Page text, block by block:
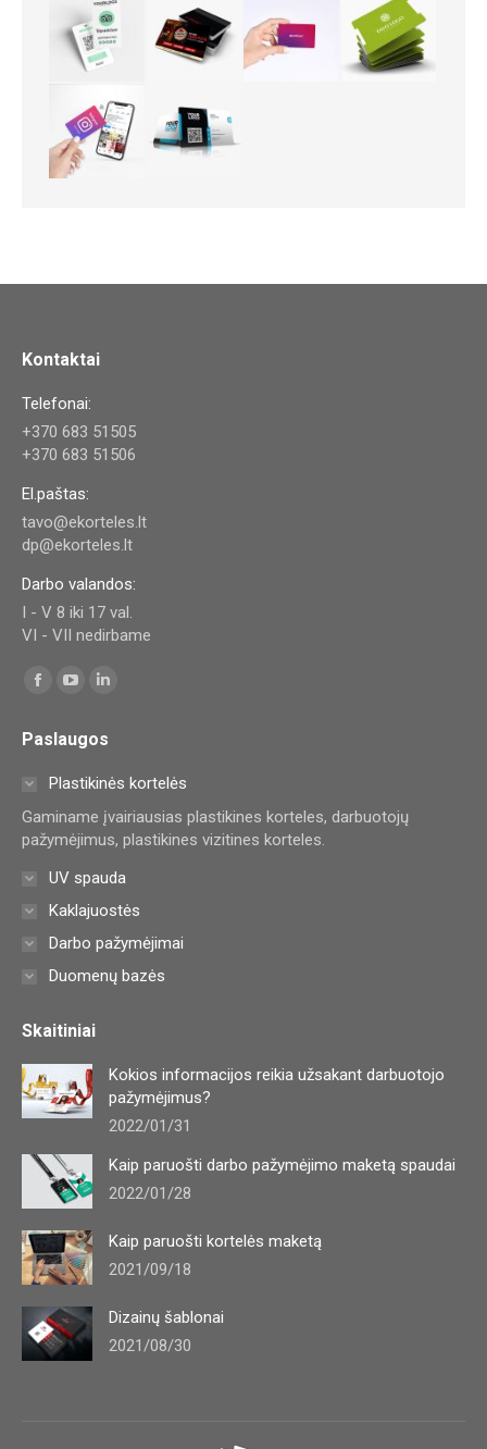
Kontaktai
Telefonai:
+370 683 51505
+370 683 51506
El.paštas:
tavo@ekorteles.lt
dp@ekorteles.lt
Darbo valandos:
I - V 8 iki 17 val.
VI - VII nedirbame
Find us on:
Facebook
opens
window
opens
in
window
opens
in
window
Paslaugos
Plastikinės kortelės
Gaminame įvairiausias plastikines korteles, darbuotojų
pažymėjimus, plastikines vizitines korteles.
UV spauda
Kaklajuostės
Darbo pažymėjimai
Duomenų bazės
Skaitiniai
Kokios informacijos reikia užsakant darbuotojo
pažymėjimus?
2022/01/31
Kaip paruošti darbo pažymėjimo maketą spaudai
2022/01/28
Kaip paruošti kortelės maketą
2021/09/18
Dizainų šablonai
2021/08/30